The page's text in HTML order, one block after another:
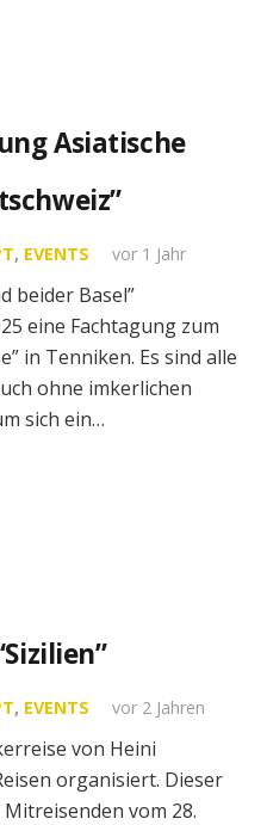
Asiatische
, EVENTS vor 1 Jahr
beider Basel”
eine Fachtagung zum
in Tenniken. Es sind alle
ohne imkerlichen
sich ein…
, EVENTS vor 2 Jahren
von Heini
organisiert. Dieser
vom 28.